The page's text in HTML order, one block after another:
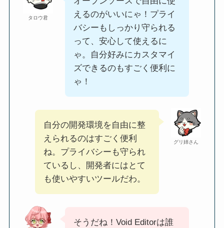
タロウ君
えるのがいいにゃ！プライ
バシーもしっかり守られる
って、安心して使えるに
ゃ。自分好みにカスタマイ
ズできるのもすごく便利に
ゃ！
グリ姉さん
自分の開発環境を自由に整
えられるのはすごく便利
ね。プライバシーも守られ
ているし、開発者にはとて
も使いやすいツールだわ。
そうだね！Void Editorは誰